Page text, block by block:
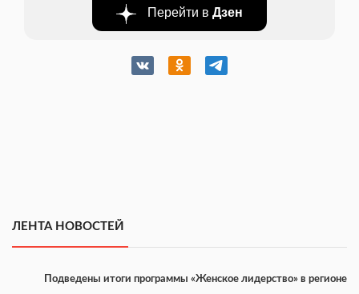
Перейти в Дзен
ЛЕНТА НОВОСТЕЙ
Подведены итоги программы «Женское лидерство» в регионе